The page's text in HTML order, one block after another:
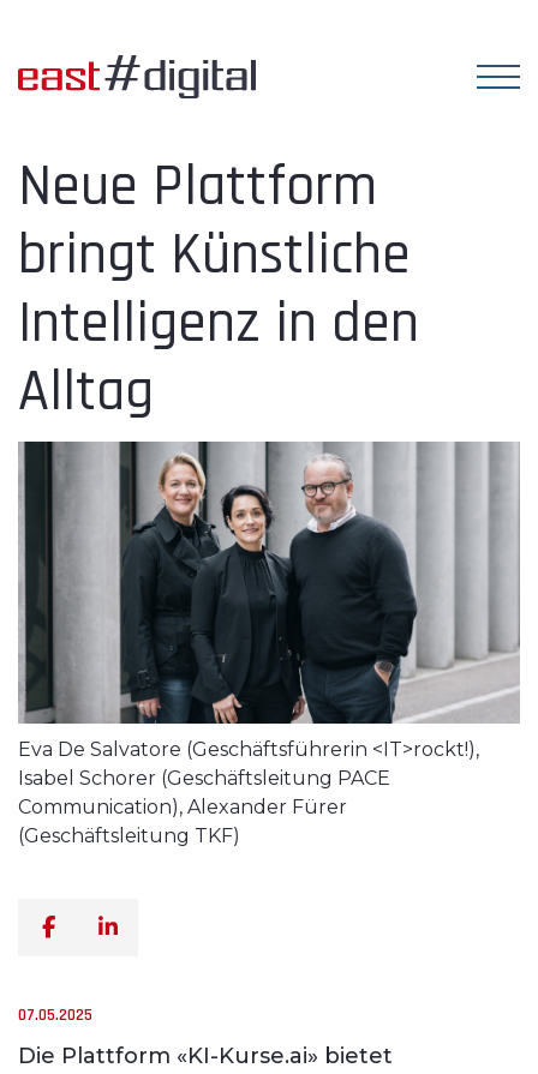
Neue Plattform
bringt Künstliche
Intelligenz in den
Alltag
Eva De Salvatore (Geschäftsführerin <IT>rockt!),
Isabel Schorer (Geschäftsleitung PACE
Communication), Alexander Fürer
(Geschäftsleitung TKF)
07.05.2025
Die Plattform «KI-Kurse.ai» bietet